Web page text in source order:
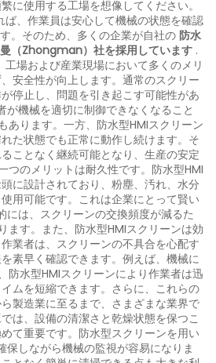
に使用する工場を想像してください。
ば、作業員は安心して機械の状態を確認
。そのため、多くの企業が自社の 防水
（Zhongman）社を採用しています .
工場および産業現場において多くのメリ
安全性が向上します。通常のスクリー
停止し、問題を引き起こす可能性があ
が機械を適切に制御できなくなること
あります。一方、防水型HMIスクリーン
た状態でも正常に動作し続けます。そ
ことなく継続可能となり、生産の安定
つのメリットは耐久性です。防水型HMI
に設計されており、粉塵、汚れ、水分
用可能です。これは企業にとって賢い
には、スクリーンの交換頻度が減るた
ます。また、防水型HMIスクリーンは効
業者は、スクリーンの不具合を心配す
素早く確認できます。例えば、機械に
防水型HMIスクリーンにより作業者は迅
ムを短縮できます。さらに、これらの
製造業に至るまで、さまざまな業界で
は、設備の清潔さと乾燥状態を保つこ
て重要です。防水型スクリーンを用い
保しながら機械の監視が容易になりま